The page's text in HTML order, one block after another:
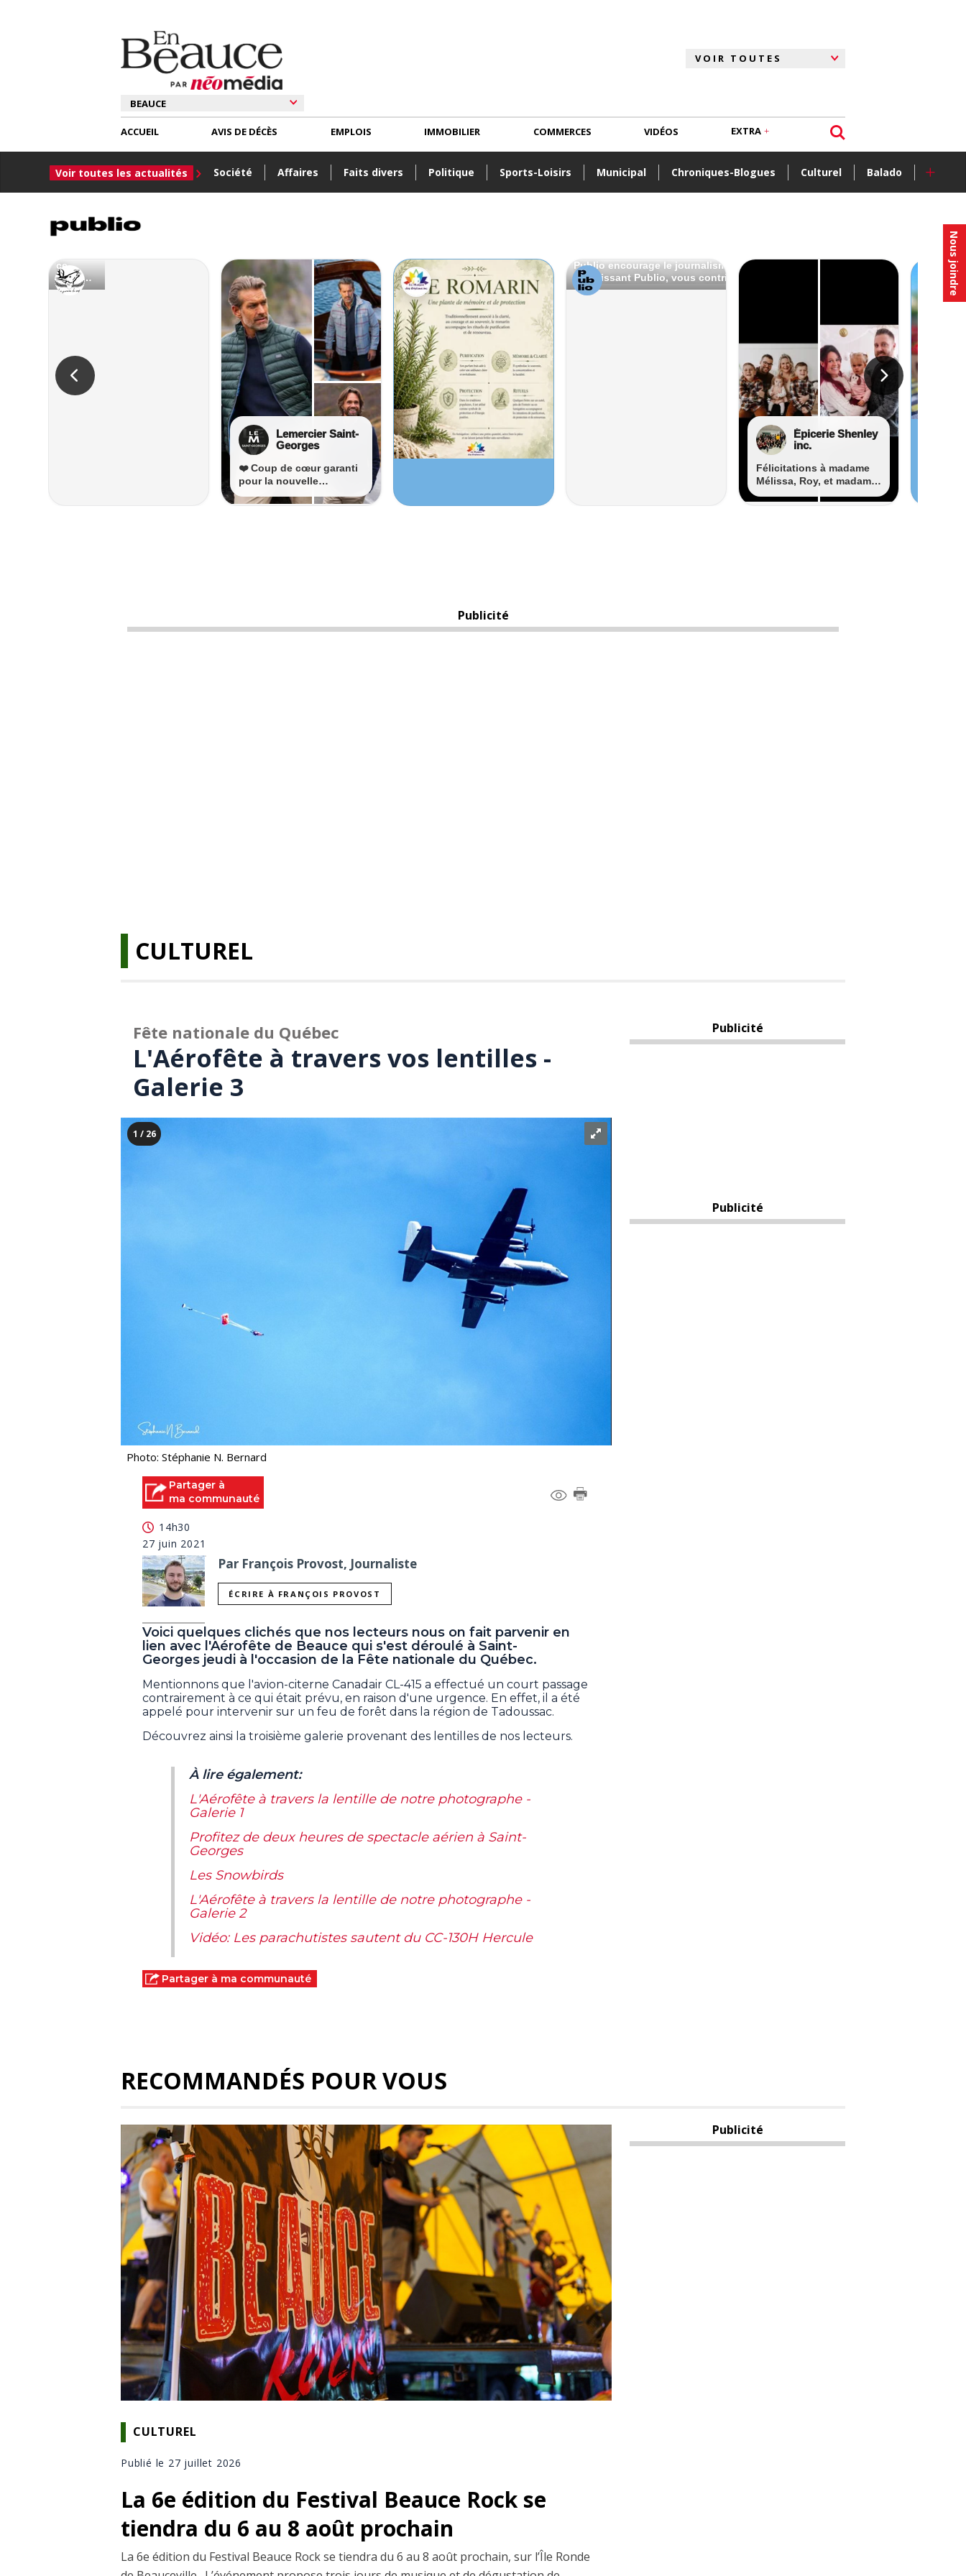
Nous joindre
ACCUEIL
Voir toutes les actualités Société Affaires Faits divers Politique Sports-Loisirs Municipal Chroniques-Blogues Culturel Balado +
AVIS DE DÉCÈS EMPLOIS IMMOBILIER COMMERCES VIDÉOS EXTRA
Publicité
CULTUREL
Fête nationale du Québec
L'Aérofête à travers vos lentilles -
Galerie 3
1 / 26
Photo: Stéphanie N. Bernard
Partager à
ma communauté
14h30
27 juin 2021
Par François Provost, Journaliste
ÉCRIRE À FRANÇOIS PROVOST
Voici quelques clichés que nos lecteurs nous on fait parvenir en
lien avec l'Aérofête de Beauce qui s'est déroulé à Saint-
Georges jeudi à l'occasion de la Fête nationale du Québec.
Mentionnons que l'avion-citerne Canadair CL-415 a effectué un court passage
contrairement à ce qui était prévu, en raison d'une urgence. En effet, il a été
appelé pour intervenir sur un feu de forêt dans la région de Tadoussac.
Découvrez ainsi la troisième galerie provenant des lentilles de nos lecteurs.
À lire également:
L'Aérofête à travers la lentille de notre photographe -
Galerie 1
Profitez de deux heures de spectacle aérien à Saint-
Georges
Les Snowbirds
L'Aérofête à travers la lentille de notre photographe -
Galerie 2
Vidéo: Les parachutistes sautent du CC-130H Hercule
Partager à ma communauté
Publicité
Publicité
RECOMMANDÉS POUR VOUS
CULTUREL
Publié le 27 juillet 2026
La 6e édition du Festival Beauce Rock se
tiendra du 6 au 8 août prochain
La 6e édition du Festival Beauce Rock se tiendra du 6 au 8 août prochain, sur l’Île Ronde
Publicité